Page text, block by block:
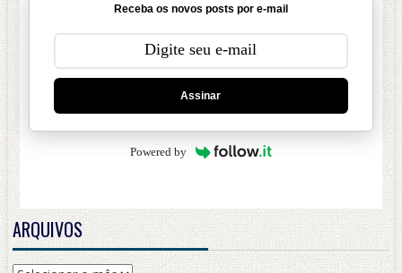
Receba os novos posts por e-mail
Assinar
Powered by
ARQUIVOS